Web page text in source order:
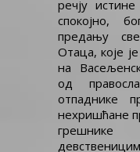
речју
спокојно,
предању
Отаца, које
на
од
отпаднике
нехришћане
грешнике